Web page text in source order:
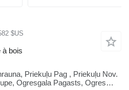
$US
à bois
Priekuļu Pag , Priekuļu Nov.
Ogresgala Pagasts, Ogres